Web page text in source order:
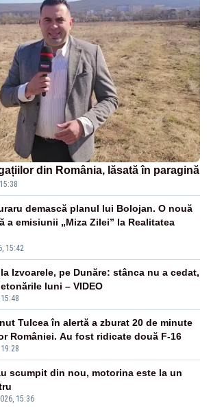
din România, lăsată în paragină
15:42
demască planul lui Bolojan. O nouă
a emisiunii „Miza Zilei” la Realitatea
Izvoarele, pe Dunăre: stânca nu a cedat,
luni – VIDEO
Tulcea în alertă a zburat 20 de minute
României. Au fost ridicate două F-16
15:36
scumpit din nou, motorina este la un